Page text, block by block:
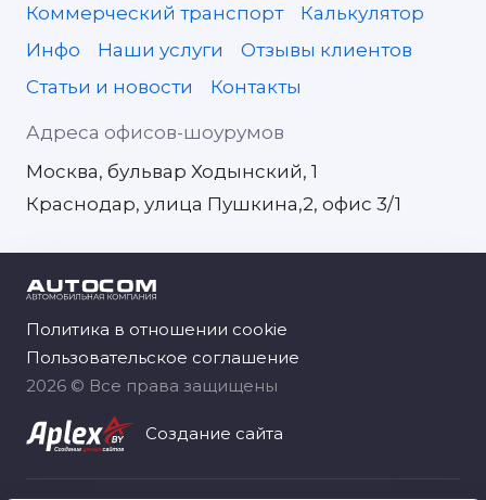
Адреса офисов-шоурумов
Москва, бульвар Ходынский, 1
Краснодар, улица Пушкина,2, офис 3/1
Коммерческий транспорт
Калькулятор
Инфо
Наши услуги
Отзывы клиентов
Статьи и новости
Контакты
Политика в отношении cookie
Пользовательское соглашение
2026 © Все права защищены
Создание сайта